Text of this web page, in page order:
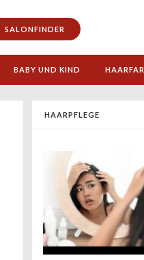
SALONFINDER
BABY UND KIND
HAARPFLEGE